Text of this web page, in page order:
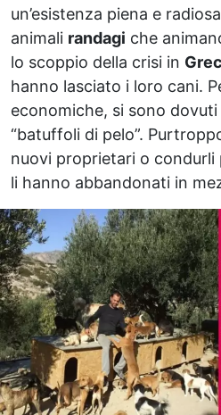
un’esistenza piena e
animali randagi che
lo scoppio della crisi in
hanno lasciato i loro cani.
economiche, si sono
“batuffoli di pelo”.
nuovi proprietari o condurli
li hanno abbandonati in